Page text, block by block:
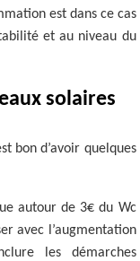
est dans ce cas
et au niveau du
solaires
bon d’avoir quelques
autour de 3€ du Wc
avec l’augmentation
les démarches